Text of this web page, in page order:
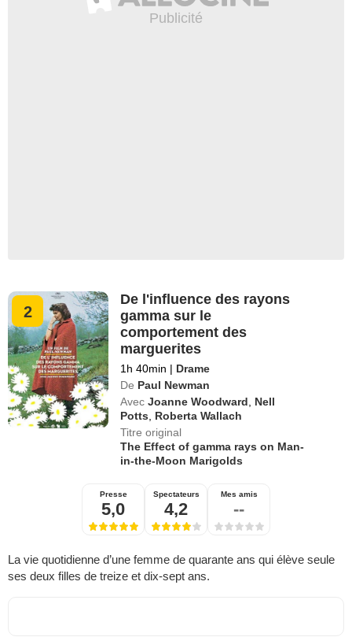
2
De l'influence des rayons
gamma sur le
comportement des
marguerites
1h 40min | Drame
De Paul Newman
Avec Joanne Woodward
Nell
Potts
Roberta Wallach
Titre original
The Effect of gamma rays on Man-
in-the-Moon Marigolds
Presse
5,0
Spectateurs
4,2
Mes amis
--
La vie quotidienne d’une femme de quarante ans qui élève seule
ses deux filles de treize et dix-sept ans.